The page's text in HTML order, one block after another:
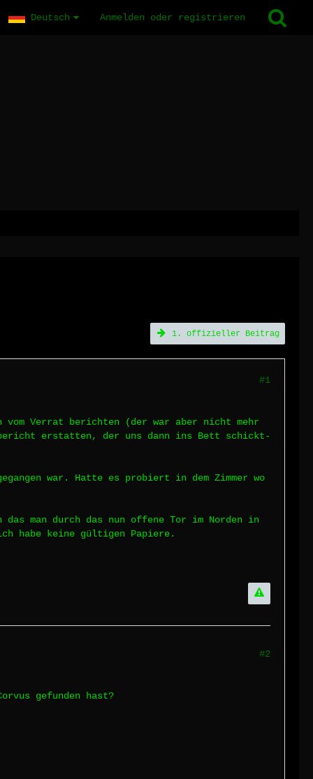
Deutsch Anmelden oder registrieren
1. offizieller Beitrag
#1
Verrat berichten (der war aber nicht mehr
bericht erstatten, der uns dann ins Bett schickt-
war. Hatte es probiert in dem Zimmer wo
man durch das nun offene Tor im Norden in
habe keine gültigen Papiere.
#2
gefunden hast?